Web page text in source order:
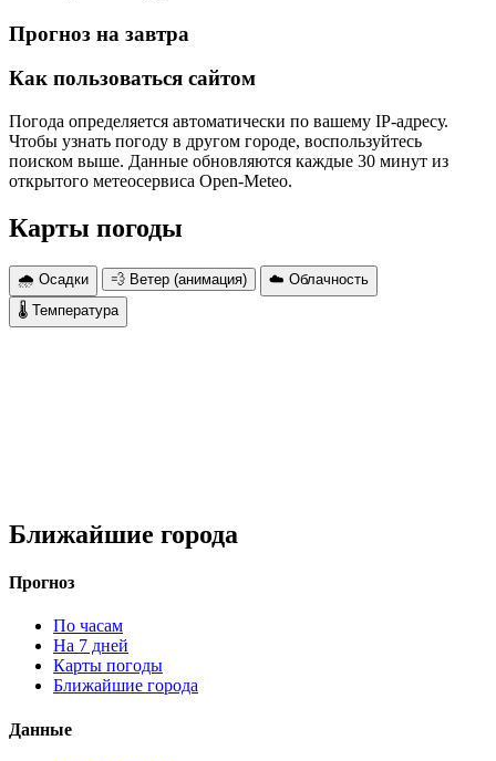
Прогноз на завтра
Как пользоваться сайтом
Погода определяется автоматически по вашему IP-адресу.
Чтобы узнать погоду в другом городе, воспользуйтесь
поиском выше. Данные обновляются каждые 30 минут из
открытого метеосервиса Open-Meteo.
Карты погоды
🌧 Осадки 💨 Ветер (анимация)
☁️ Облачность
🌡 Температура
Ближайшие города
Прогноз
По часам
На 7 дней
Карты погоды
Ближайшие города
Данные